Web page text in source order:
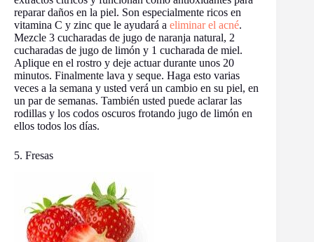
reparar daños en la piel. Son especialmente ricos en
vitamina C y zinc que le ayudará a eliminar el acné.
Mezcle 3 cucharadas de jugo de naranja natural, 2
cucharadas de jugo de limón y 1 cucharada de miel.
Aplique en el rostro y deje actuar durante unos 20
minutos. Finalmente lava y seque. Haga esto varias
veces a la semana y usted verá un cambio en su piel, en
un par de semanas. También usted puede aclarar las
rodillas y los codos oscuros frotando jugo de limón en
ellos todos los días.
5. Fresas